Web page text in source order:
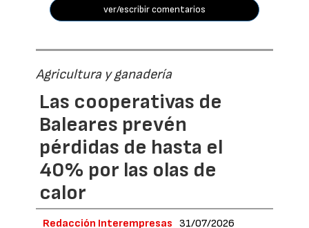
ver/escribir comentarios
Agricultura y ganadería
Las cooperativas de
Baleares prevén
pérdidas de hasta el
40% por las olas de
calor
Redacción Interempresas 31/07/2026